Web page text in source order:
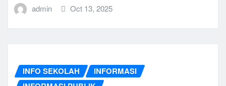
admin Oct 13, 2025
INFO SEKOLAH
INFORMASI